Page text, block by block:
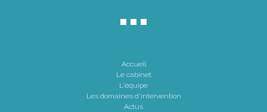
Accueil
Le cabinet
L'équipe
Les domaines d'intervention
Actus